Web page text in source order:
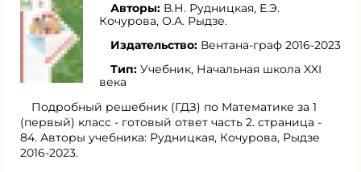
Авторы: В.Н. Рудницкая, Е.Э.
Кочурова, О.А. Рыдзе.
Издательство: Вентана-граф 2016-2023
Тип: Учебник, Начальная школа XXI
века
Подробный решебник (ГДЗ) по Математике за 1
(первый) класс - готовый ответ часть 2. страница -
84. Авторы учебника: Рудницкая, Кочурова, Рыдзе
2016-2023.